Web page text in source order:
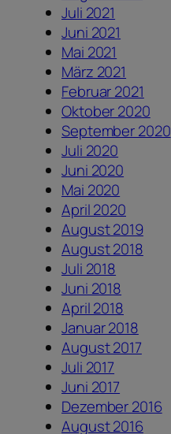
Juli 2021
Juni 2021
Mai 2021
März 2021
Februar 2021
Oktober 2020
September 2020
Juli 2020
Juni 2020
Mai 2020
April 2020
August 2019
August 2018
Juli 2018
Juni 2018
April 2018
Januar 2018
August 2017
Juli 2017
Juni 2017
Dezember 2016
August 2016